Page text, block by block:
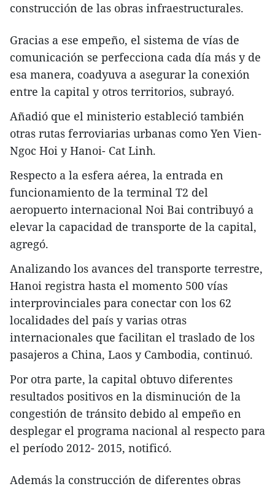
construcción de las obras infraestructurales.
Gracias a ese empeño, el sistema de vías de
comunicación se perfecciona cada día más y de
esa manera, coadyuva a asegurar la conexión
entre la capital y otros territorios, subrayó.
Añadió que el ministerio estableció también
otras rutas ferroviarias urbanas como Yen Vien-
Ngoc Hoi y Hanoi- Cat Linh.
Respecto a la esfera aérea, la entrada en
funcionamiento de la terminal T2 del
aeropuerto internacional Noi Bai contribuyó a
elevar la capacidad de transporte de la capital,
agregó.
Analizando los avances del transporte terrestre,
Hanoi registra hasta el momento 500 vías
interprovinciales para conectar con los 62
localidades del país y varias otras
internacionales que facilitan el traslado de los
pasajeros a China, Laos y Cambodia, continuó.
Por otra parte, la capital obtuvo diferentes
resultados positivos en la disminución de la
congestión de tránsito debido al empeño en
desplegar el programa nacional al respecto para
el período 2012- 2015, notificó.
Además la construcción de diferentes obras